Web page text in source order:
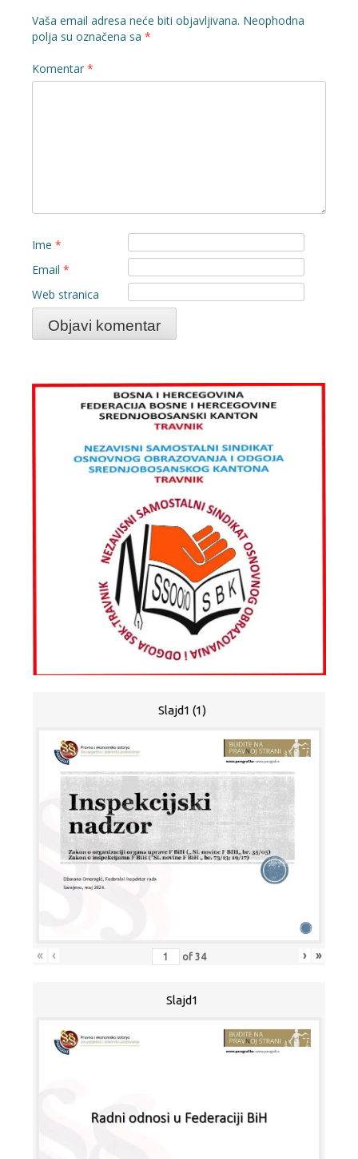
Vaša email adresa neće biti objavljivana. Neophodna
polja su označena sa *
Komentar *
Ime *
Email *
Web stranica
Slajd1 (1)
« ‹ of 34 › »
Slajd1